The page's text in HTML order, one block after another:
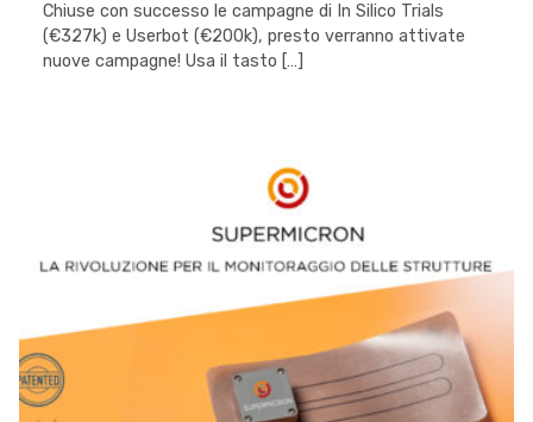
Chiuse con successo le campagne di In Silico Trials
(€327k) e Userbot (€200k), presto verranno attivate
nuove campagne! Usa il tasto […]